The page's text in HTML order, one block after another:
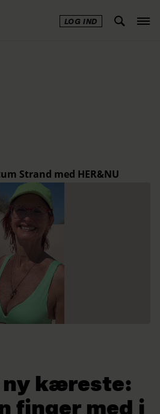
LOG IND
ny kæreste:
finger med i